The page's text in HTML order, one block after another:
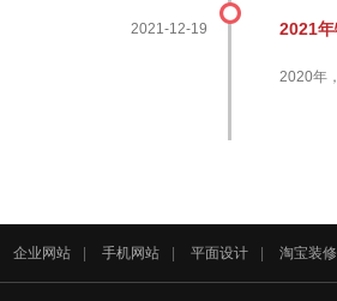
2021-12-19 2021
2020年
企业网站 手机网站 平面设计 淘宝装修